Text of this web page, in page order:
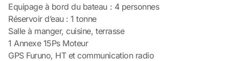
Equipage à bord du bateau : 4 personnes
Réservoir d’eau : 1 tonne
Salle à manger, cuisine, terrasse
1 Annexe 15Ps Moteur
GPS Furuno, HT et communication radio